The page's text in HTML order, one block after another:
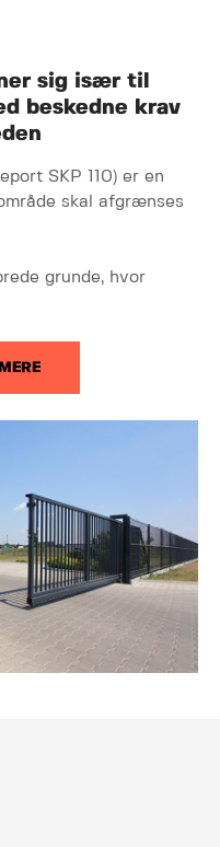
sig især til
beskedne krav
SKP 110) er en
skal afgrænses
grunde, hvor